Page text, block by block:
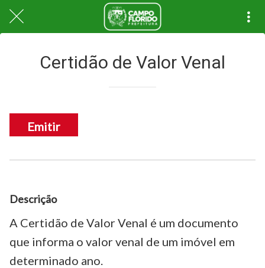
Certidão de Valor Venal
Emitir
Descrição
A Certidão de Valor Venal é um documento
que informa o valor venal de um imóvel em
determinado ano.